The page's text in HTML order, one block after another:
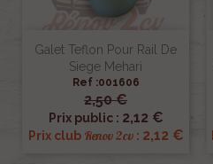
Galet Teflon Pour Rail De
Siege Mehari
Ref :001606
2,50 €
Prix public : 2,12 €
Prix club Renov 2cv: 2,12 €